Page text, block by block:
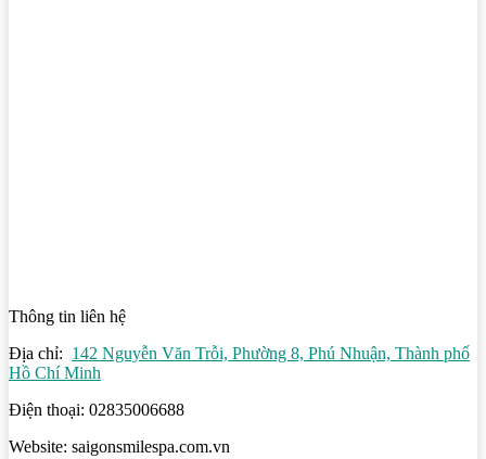
Thông tin liên hệ
Địa chỉ: 142 Nguyễn Văn Trỗi, Phường 8, Phú Nhuận, Thành phố
Hồ Chí Minh
Điện thoại: 02835006688
Website: saigonsmilespa.com.vn